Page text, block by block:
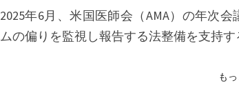
2025年6月、米国医師会（AMA）の年次
ムの偏りを監視し報告する法整備を支持
も